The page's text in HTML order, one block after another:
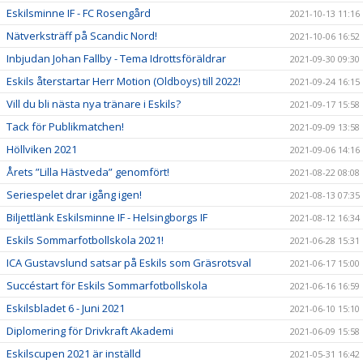
Eskilsminne IF - FC Rosengård 2021-10-13 11:16
Nätverksträff på Scandic Nord! 2021-10-06 16:52
Inbjudan Johan Fallby - Tema Idrottsföräldrar 2021-09-30 09:30
Eskils återstartar Herr Motion (Oldboys) till 2022! 2021-09-24 16:15
Vill du bli nästa nya tränare i Eskils? 2021-09-17 15:58
Tack för Publikmatchen! 2021-09-09 13:58
Höllviken 2021 2021-09-06 14:16
Årets ”Lilla Hästveda” genomfört! 2021-08-22 08:08
Seriespelet drar igång igen! 2021-08-13 07:35
Biljettlänk Eskilsminne IF - Helsingborgs IF 2021-08-12 16:34
Eskils Sommarfotbollskola 2021! 2021-06-28 15:31
ICA Gustavslund satsar på Eskils som Gräsrotsval 2021-06-17 15:00
Succéstart för Eskils Sommarfotbollskola 2021-06-16 16:59
Eskilsbladet 6 - Juni 2021 2021-06-10 15:10
Diplomering för Drivkraft Akademi 2021-06-09 15:58
Eskilscupen 2021 är inställd 2021-05-31 16:42